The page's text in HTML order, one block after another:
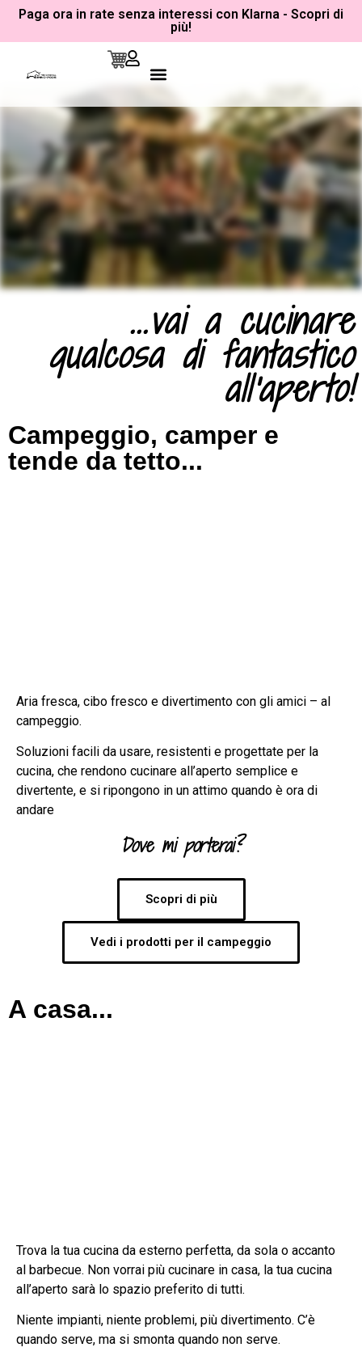
Paga ora in rate senza interessi con Klarna - Scopri di
più!
...vai a cucinare
qualcosa di fantastico
all'aperto!
Campeggio, camper e
tende da tetto...
Aria fresca, cibo fresco e divertimento con gli amici – al
campeggio.
Soluzioni facili da usare, resistenti e progettate per la
cucina, che rendono cucinare all’aperto semplice e
divertente, e si ripongono in un attimo quando è ora di
andare
Dove mi porterai?
Scopri di più
Vedi i prodotti per il campeggio
A casa...
Trova la tua cucina da esterno perfetta, da sola o accanto
al barbecue. Non vorrai più cucinare in casa, la tua cucina
all’aperto sarà lo spazio preferito di tutti.
Niente impianti, niente problemi, più divertimento. C’è
quando serve, ma si smonta quando non serve.